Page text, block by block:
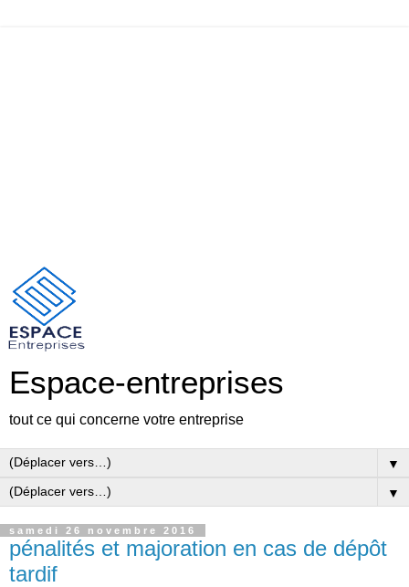
Espace-entreprises
tout ce qui concerne votre entreprise
▼
▼
samedi 26 novembre 2016
pénalités et majoration en cas de dépôt
tardif